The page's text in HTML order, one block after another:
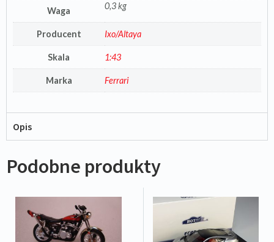
Waga 0,3 kg
Producent Ixo/Altaya
Skala 1:43
Marka Ferrari
Opis
Podobne produkty